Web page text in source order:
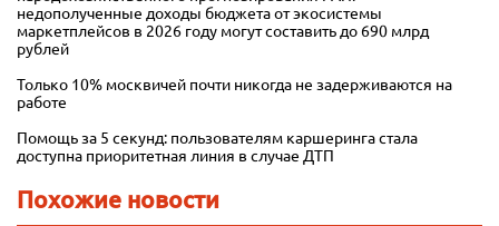
недополученные доходы бюджета от экосистемы
маркетплейсов в 2026 году могут составить до 690 млрд
рублей
Только 10% москвичей почти никогда не задерживаются на
работе
Помощь за 5 секунд: пользователям каршеринга стала
доступна приоритетная линия в случае ДТП
Похожие новости